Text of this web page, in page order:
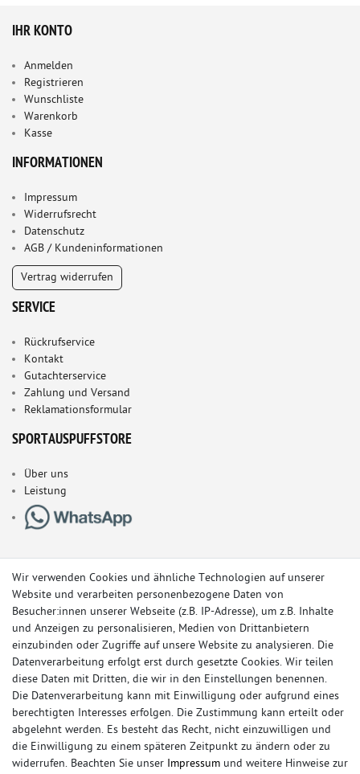
IHR KONTO
Anmelden
Registrieren
Wunschliste
Warenkorb
Kasse
INFORMATIONEN
Impressum
Widerrufsrecht
Datenschutz
AGB / Kundeninformationen
Vertrag widerrufen
SERVICE
Rückrufservice
Kontakt
Gutachterservice
Zahlung und Versand
Reklamationsformular
SPORTAUSPUFFSTORE
Über uns
Leistung
© Copyright 2026 Sportauspuff-Store.de - Alle Rechte vorbehalten.
Preisangaben inkl. gesetzlicher MwSt. und zzgl. Versandkosten
Das Internetportal für Sportendschalldämpfer, Komplettanlagen,
Wir verwenden Cookies und ähnliche Technologien auf unserer
Website und verarbeiten personenbezogene Daten von
Besucher:innen unserer Webseite (z.B. IP-Adresse), um z.B. Inhalte
und Anzeigen zu personalisieren, Medien von Drittanbietern
einzubinden oder Zugriffe auf unsere Website zu analysieren. Die
Datenverarbeitung erfolgt erst durch gesetzte Cookies. Wir teilen
diese Daten mit Dritten, die wir in den Einstellungen benennen.
Die Datenverarbeitung kann mit Einwilligung oder aufgrund eines
berechtigten Interesses erfolgen. Die Zustimmung kann erteilt oder
abgelehnt werden. Es besteht das Recht, nicht einzuwilligen und
die Einwilligung zu einem späteren Zeitpunkt zu ändern oder zu
widerrufen. Beachten Sie unser Impressum und weitere Hinweise zur